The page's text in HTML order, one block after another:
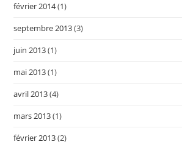
février 2014(1)
septembre 2013(3)
juin 2013(1)
mai 2013(1)
avril 2013(4)
mars 2013(1)
février 2013(2)